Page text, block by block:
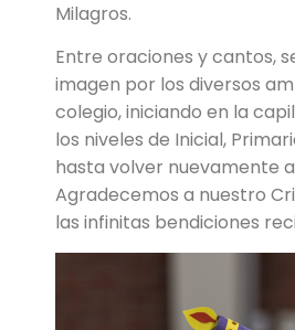
Milagros.
Entre oraciones y cantos,
imagen por los diversos
colegio, iniciando en la
los niveles de Inicial,
hasta volver nuevamente
Agradecemos a nuestro
las infinitas bendiciones